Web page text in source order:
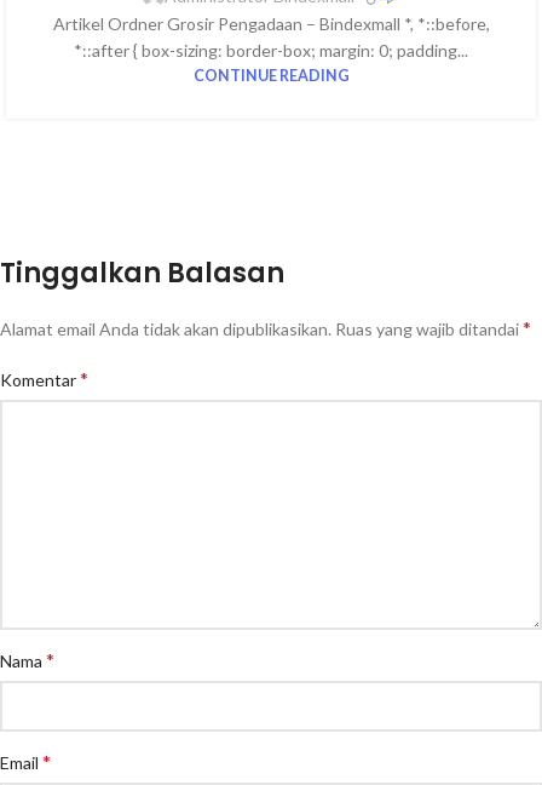
Artikel Ordner Grosir Pengadaan – Bindexmall *, *::before,
*::after { box-sizing: border-box; margin: 0; padding...
CONTINUE READING
Tinggalkan Balasan
Alamat email Anda tidak akan dipublikasikan. Ruas yang wajib ditandai*
Komentar*
Nama *
Email *